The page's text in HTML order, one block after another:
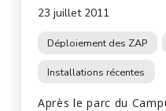
23 juillet 2011
Déploiement des ZAP
Installations récentes
Après le parc du